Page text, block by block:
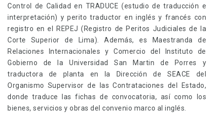
Control de Calidad en TRADUCE (estudio de traducción e
interpretación) y perito traductor en inglés y francés con
registro en el REPEJ (Registro de Peritos Judiciales de la
Corte Superior de Lima). Además, es Maestranda de
Relaciones Internacionales y Comercio del Instituto de
Gobierno de la Universidad San Martin de Porres y
traductora de planta en la Dirección de SEACE del
Organismo Supervisor de las Contrataciones del Estado,
donde traduce las fichas de convocatoria, así como los
bienes, servicios y obras del convenio marco al inglés.